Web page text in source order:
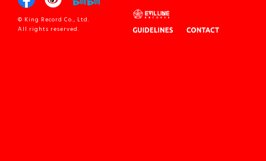
© King Record Co., Ltd.
All rights reserved.